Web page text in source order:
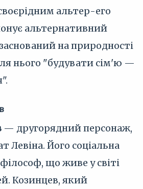
альтер-его
альтернативний
на природності
нього "будувати сім'ю —
— другорядний персонаж,
Левіна. Його соціальна
що живе у світі
Козинцев, який